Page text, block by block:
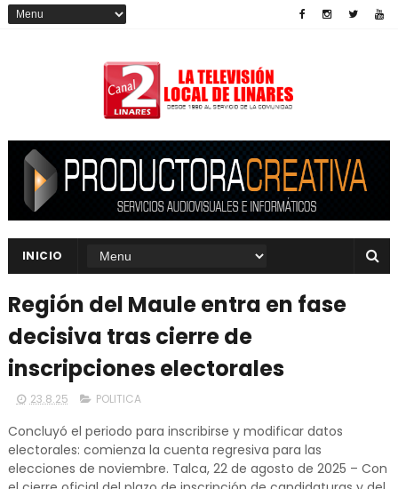
INICIO
Región del Maule entra en fase
decisiva tras cierre de
inscripciones electorales
23.8.25 POLITICA
Concluyó el periodo para inscribirse y modificar datos
electorales: comienza la cuenta regresiva para las
elecciones de noviembre. Talca, 22 de agosto de 2025 – Con